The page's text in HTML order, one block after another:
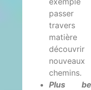
travers
matière
découvrir
nouveaux
chemins.
Plus